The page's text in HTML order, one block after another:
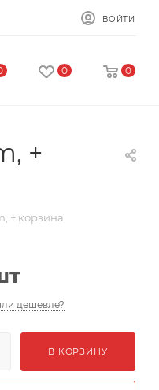
ВОЙТИ
0 0
+
+ корзина
дешевле?
В КОРЗИНУ